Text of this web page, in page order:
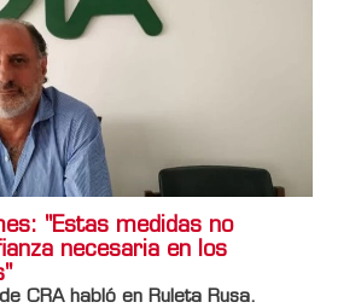
"Estas medidas no
necesaria en los
CRA habló en Ruleta Rusa.